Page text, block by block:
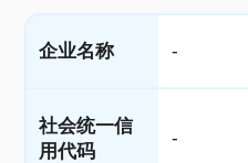
企业名称 -
社会统一信
用代码
-